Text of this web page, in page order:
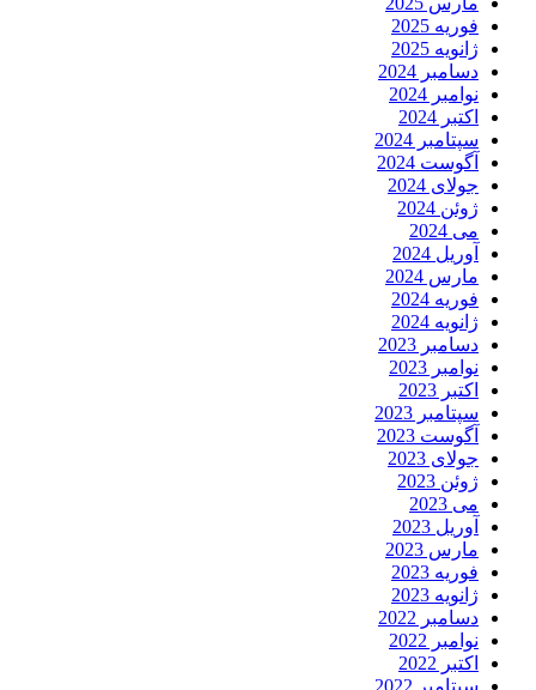
فوریه 2025
ژانویه 2025
دسامبر 2024
نوامبر 2024
اکتبر 2024
سپتامبر 2024
آگوست 2024
جولای 2024
ژوئن 2024
می 2024
آوریل 2024
مارس 2024
فوریه 2024
ژانویه 2024
دسامبر 2023
نوامبر 2023
اکتبر 2023
سپتامبر 2023
آگوست 2023
جولای 2023
ژوئن 2023
می 2023
آوریل 2023
مارس 2023
فوریه 2023
ژانویه 2023
دسامبر 2022
نوامبر 2022
اکتبر 2022